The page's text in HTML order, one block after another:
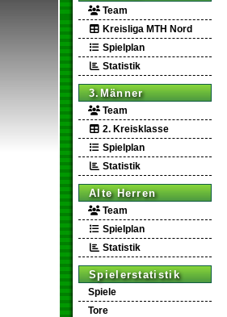
Team
Kreisliga MTH Nord
Spielplan
Statistik
3.Männer
Team
2. Kreisklasse
Spielplan
Statistik
Alte Herren
Team
Spielplan
Statistik
Spielerstatistik
Spiele
Tore